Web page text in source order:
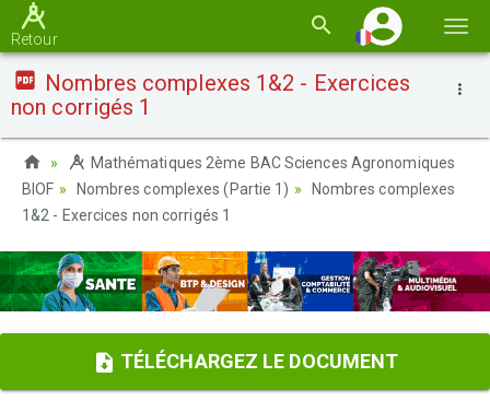
la
Retour
Nombres complexes 1&2 - Exercices
non corrigés 1
Mathématiques 2ème BAC Sciences Agronomiques
BIOF
Nombres complexes (Partie 1)
Nombres complexes
1&2 - Exercices non corrigés 1
TÉLÉCHARGEZ LE DOCUMENT